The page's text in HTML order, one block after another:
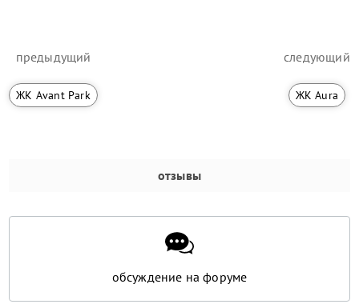
предыдущий
ЖК Avant Park
следующий
ЖК Aura
отзывы
обсуждение на форуме